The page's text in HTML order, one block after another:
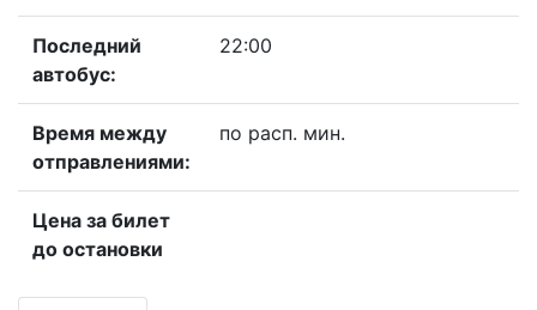
Последний
автобус:
22:00
Время между
отправлениями:
по расп. мин.
Цена за билет
до остановки